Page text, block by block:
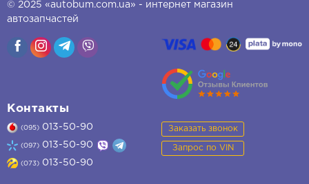
© 2025 «autobum.com.ua» - интернет магазин
автозапчастей
Контакты
(095) 013-50-90
(097) 013-50-90
(073) 013-50-90
Заказать звонок
Запрос по VIN